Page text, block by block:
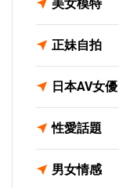
美女模特
正妹自拍
日本AV女優
性愛話題
男女情感